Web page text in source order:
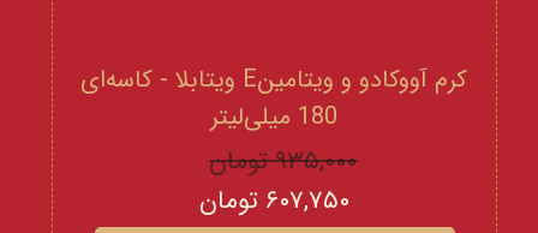
کرم آووکادو و ویتامینE ویتابلا - کاسه‌ای
180 میلی‌لیتر
۹۳۵,۰۰۰ تومان
۶۰۷,۷۵۰ تومان